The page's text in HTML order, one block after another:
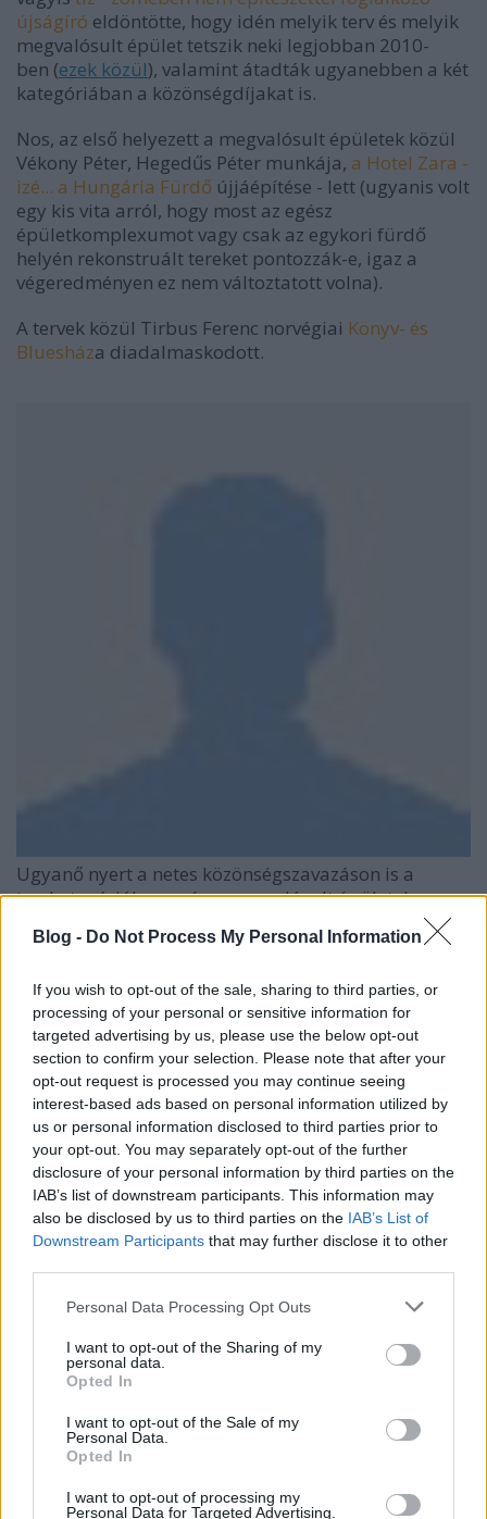
Blog - Do Not Process My Personal Information
If you wish to opt-out of the sale, sharing to third parties, or
processing of your personal or sensitive information for
targeted advertising by us, please use the below opt-out
section to confirm your selection. Please note that after your
opt-out request is processed you may continue seeing
interest-based ads based on personal information utilized by
us or personal information disclosed to third parties prior to
your opt-out. You may separately opt-out of the further
disclosure of your personal information by third parties on the
IAB’s list of downstream participants. This information may
also be disclosed by us to third parties on the IAB’s List of
Downstream Participants that may further disclose it to other
Please note that this website/app uses one or more Google
not limited to your visit or usage behaviour. You may click to
grant or deny consent to Google and its third-party tags to
use your data for below specified purposes in below Google
consent section.
Personal Data Processing Opt Outs
I want to opt-out of the Sharing of my
personal data.
Opted In
I want to opt-out of the Sale of my
Personal Data.
Opted In
I want to opt-out of processing my
Personal Data for Targeted Advertising.
újságíró eldöntötte, hogy idén melyik terv és melyik
megvalósult épület tetszik neki legjobban 2010-
ben (ezek közül), valamint átadták ugyanebben a két
kategóriában a közönségdíjakat is.
Nos, az első helyezett a megvalósult épületek közül
Vékony Péter, Hegedűs Péter munkája, a Hotel Zara -
izé... a Hungária Fürdő újjáépítése - lett (ugyanis volt
egy kis vita arról, hogy most az egész
épületkomplexumot vagy csak az egykori fürdő
helyén rekonstruált tereket pontozzák-e, igaz a
végeredményen ez nem változtatott volna).
A tervek közül Tirbus Ferenc norvégiai Könyv- és
Bluesháza diadalmaskodott.
Ugyanő nyert a netes közönségszavazáson is a
tervkategóriában, míg a megvalósult épületekreaz
(ezt már csak a mókás
épületleírások miatt is érdemes elolvasni).
A legtöbb olvasónakCsillag Katalin, Gunther Zsolt,
Anthony Gall iskolabővítésetetszett, ahol egy
Medgyes Lajos és egy Lajta Béla által tervezett
épületet kellett összekötni új épületszárnyakkal.
Sok-sok kép a linkeken,
tessenek kattintgatni, az érintetteknek meg persze
ezúton is gratulálunk!
Címkék:szavazás iskola szálloda zsidónegyed
látványterv
xiv. ker vii. ker mexikói út
média
építészeti díj hotel zara